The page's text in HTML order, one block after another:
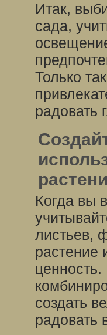
Итак,
сада,
Только
радовать
Когда вы
листьев,
растение
создать
радовать